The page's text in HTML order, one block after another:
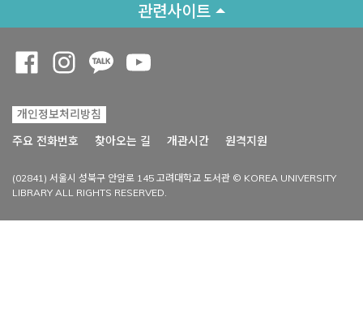
관련사이트
개인정보처리방침
주요 전화번호
찾아오는 길 개관시간 원격지원
(02841) 서울시 성북구 안암로 145 고려대학교 도서관 © KOREA UNIVERSITY
LIBRARY ALL RIGHTS RESERVED.
Opens a new window
Opens a new window
Opens a new window